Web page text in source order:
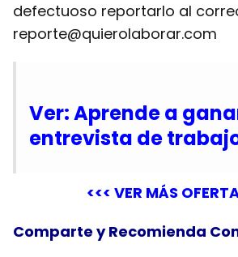
defectuoso reportarlo al
reporte@quierolaborar.com
Ver: Aprende a
entrevista de
<<< VER MÁS
Comparte y Recomienda